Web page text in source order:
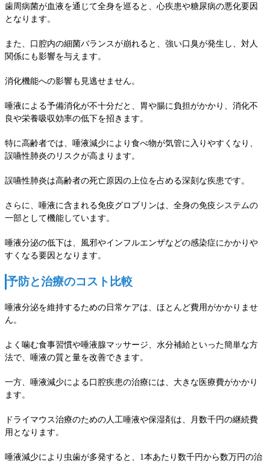
歯周病菌が血液を通じて全身を巡ると、心疾患や糖尿病の悪化要因
となります。
また、口腔内の細菌バランスが崩れると、強い口臭が発生し、対人
関係にも影響を与えます。
消化機能への影響も見逃せません。
唾液による予備消化が不十分だと、胃や腸に負担がかかり、消化不
良や栄養吸収効率の低下を招きます。
特に高齢者では、唾液減少により食べ物が気管に入りやすくなり、
誤嚥性肺炎のリスクが高まります。
誤嚥性肺炎は高齢者の死亡原因の上位を占める深刻な疾患です。
さらに、唾液に含まれる免疫グロブリンは、全身の免疫システムの
一部として機能しています。
唾液分泌の低下は、風邪やインフルエンザなどの感染症にかかりや
すくなる要因となります。
予防と治療のコスト比較
唾液分泌を維持するための日常ケアは、ほとんど費用がかかりませ
ん。
よく噛む食事習慣や唾液腺マッサージ、水分補給といった簡単な方
法で、唾液の質と量を改善できます。
一方、唾液減少による口腔疾患の治療には、大きな医療費がかかり
ます。
ドライマウス治療のための人工唾液や保湿剤は、月数千円の継続費
用となります。
唾液減少により虫歯が多発すると、1本あたり数千円から数万円の治